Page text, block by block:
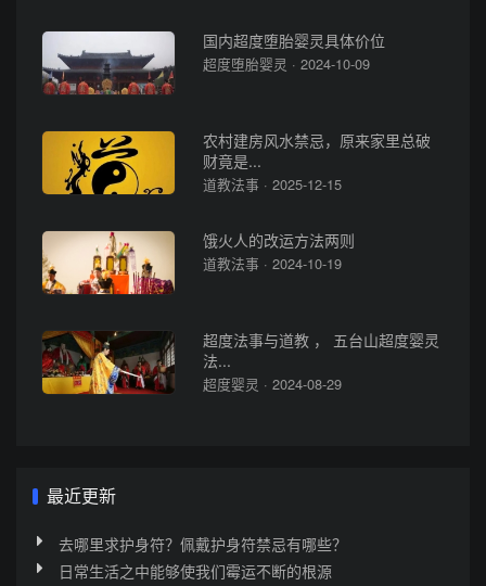
国内超度堕胎婴灵具体价位
超度堕胎婴灵 · 2024-10-09
农村建房风水禁忌，原来家里总破
财竟是...
道教法事 · 2025-12-15
饿火人的改运方法两则
道教法事 · 2024-10-19
超度法事与道教 ， 五台山超度婴灵
法...
超度婴灵 · 2024-08-29
最近更新
去哪里求护身符？佩戴护身符禁忌有哪些？
日常生活之中能够使我们霉运不断的根源